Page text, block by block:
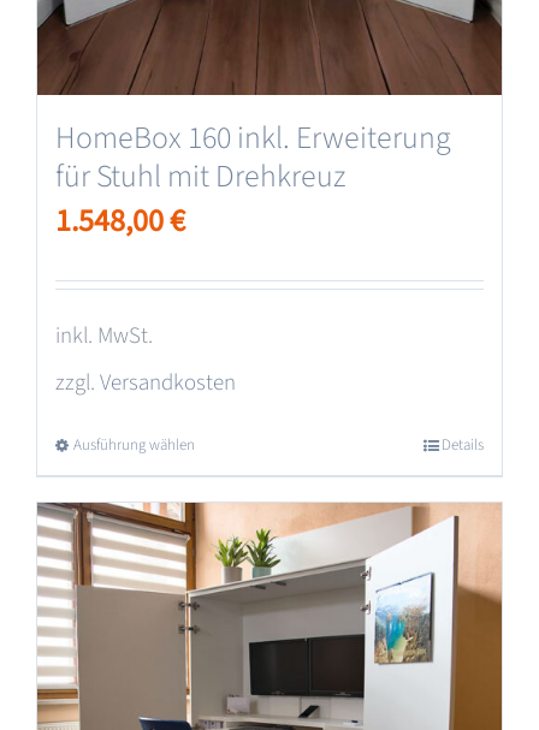
HomeBox 160 inkl. Erweiterung
für Stuhl mit Drehkreuz
1.548,00€
inkl. MwSt.
zzgl.Versandkosten
Ausführung wählen
Produkt
weist
mehrere
Varianten
Die
Details